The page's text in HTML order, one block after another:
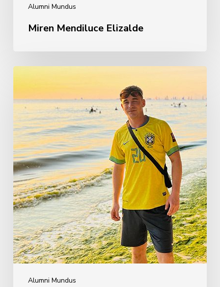
Alumni Mundus
Miren Mendiluce Elizalde
Alumni Mundus
Ignacio
Madina